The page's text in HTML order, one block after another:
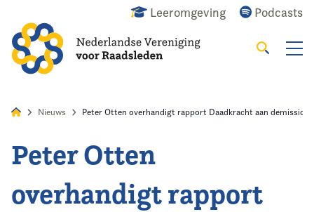
Leeromgeving Podcasts
Zoeken
Home
Agenda
Nieuws Peter Otten overhandigt rapport Daadkracht aan
Peter Otten
overhandigt rapport